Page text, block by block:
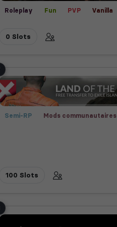
Roleplay Fun PVP Vanilla
Mods communautaires
0 Slots
Semi-RP Mods communautaires
100 Slots